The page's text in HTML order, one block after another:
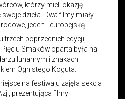
którzy mieli okazję
dzieła. Dwa filmy miały
jeden - europejską.
trzech poprzednich edycji,
Smaków oparta była na
lunarnym i znakach
Ognistego Koguta.
na festiwalu zajęła sekcja
prezentująca filmy